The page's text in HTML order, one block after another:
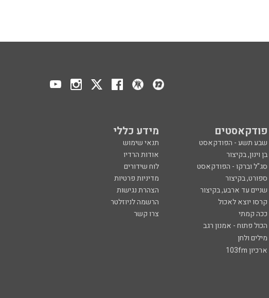
פודקאסטים מידע כללי
שבע תשע - הפודקאסט
תנאי שימוש
בן וינון, בקיצור
אודות הרדיו
סג"ל וברקו - הפודקאסט
לוח שידורים
ספורט, בקיצור
מדיניות פרטיות
שניים עד ארבע, בקיצור
הצהרת נגישות
קרסו יוצא לאכול
הרשמה לניוזלטר
ככה קמתי
צרו קשר
הכול פתוח - אמנון רגב
מילים ולחן
ארכיון 103fm